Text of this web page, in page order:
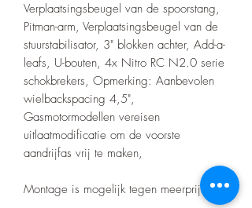
Verplaatsingsbeugel van de spoorstang,
Pitman-arm, Verplaatsingsbeugel van de
stuurstabilisator, 3" blokken achter, Add-a-
leafs, U-bouten, 4x Nitro RC N2.0 serie
schokbrekers, Opmerking: Aanbevolen
wielbackspacing 4,5",
Gasmotormodellen vereisen
uitlaatmodificatie om de voorste
aandrijfas vrij te maken,
Montage is mogelijk tegen meerprijs!